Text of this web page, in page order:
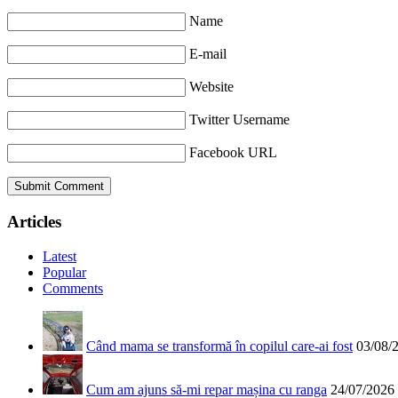
Name
E-mail
Website
Twitter Username
Facebook URL
Articles
Latest
Popular
Comments
Când mama se transformă în copilul care-ai fost 03/08/
Cum am ajuns să-mi repar mașina cu ranga 24/07/2026